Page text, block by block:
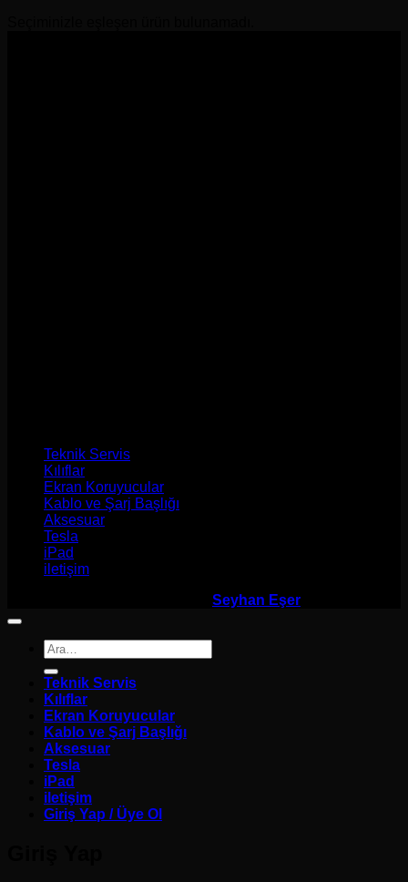
Teknik Servis
Kılıflar
Ekran Koruyucular
Kablo ve Şarj Başlığı
Aksesuar
Tesla
iPad
iletişim
Seyhan Eşer
Ara:
Teknik Servis
Kılıflar
Ekran Koruyucular
Kablo ve Şarj Başlığı
Aksesuar
Tesla
iPad
iletişim
Giriş Yap / Üye Ol